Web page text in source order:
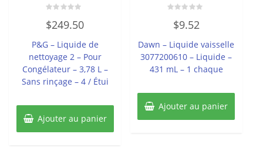
0
sur
$249.50
P&G – Liquide de
nettoyage 2 – Pour
Congélateur – 3,78 L –
Sans rinçage – 4 / Étui
Ajouter au panier
sur
$9.52
Dawn – Liquide vaisselle
3077200610 – Liquide –
431 mL – 1 chaque
Ajouter au panier